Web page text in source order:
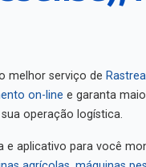
melhor serviço de
on-line
e garanta
sua operação logística.
aplicativo para você
agrícolas máquinas